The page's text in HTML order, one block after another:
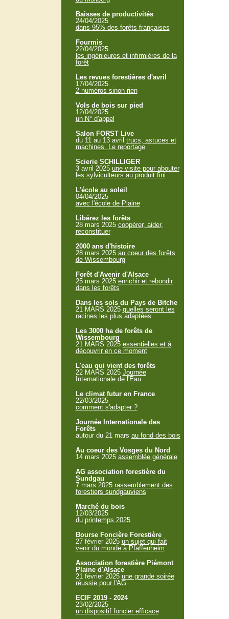
Baisses de productivités
24/04/2025
dans 95% des forêts françaises
Fourmis
22/04/2025
les ingénieures et infirmières de la
forêt
Les revues forestières d'avril
17/04/2025
2 numéros sinon rien
Vols de bois sur pied
12/04/2025
un N° d'appel
Salon FORST Live
du 11 au 13 avril trucs, astuces et
machines. Le reportage
Scierie SCHILLIGER
3 avril 2025 une visite pour abouter
les sylviculteurs au produit fini
L'école au soleil
04/04/2025
avec l'école de Plaine
Libérez les forêts
28 mars 2025 coopérer, aider,
reconstituer
2000 ans d'histoire
28 mars 2025 au coeur des forêts
de Wissembourg
Forêt d'Avenir d'Alsace
25 mars 2025 enrichir et rebondir
dans les forêts
Dans les sols du Pays de Bitche
21 MARS 2025 quelles seront les
racines les plus adaptées
Les 3000 ha de forêts de
Wissembourg
21 MARS 2025 essentielles et à
découvrir en ce moment
L'eau qui vient des forêts
22 MARS 2025 Journée
Internationale de l'Eau
Le climat futur en France
22/03/2025
comment s'adapter ?
Journée Internationale des
Forêts
autour du 21 mars au fond des bois
Au coeur des Vosges du Nord
14 mars 2025 assemblée générale
AG association forestière du
Sundgau
7 mars 2025 rassemblement des
forestiers sundgauviens
Marché du bois
12/03/2025
du printemps 2025
Bourse Foncière Forestière
27 février 2025 un sujet qui fait
venir du monde à Pfaffenheim
Association forestière Piémont
Plaine d'Alsace
21 février 2025 une grande soirée
réussie pour l'AG
ECIF 2019 - 2024
23/02/2025
un dispositif foncier efficace